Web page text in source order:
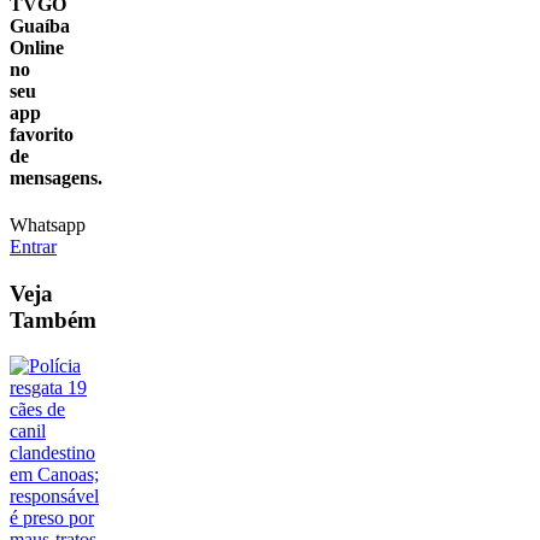
Guaíba
Online
no
seu
app
favorito
de
mensagens.
Whatsapp
Entrar
Veja
Também